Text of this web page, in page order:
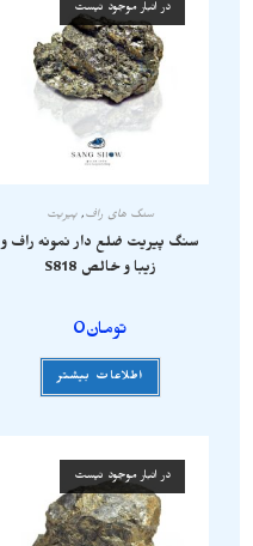
در انبار موجود نیست
سنگ های راف, پیریت
سنگ پیریت ضلع دار نمونه راف و
زیبا و خالص S818
تومان0
اطلاعات بیشتر
در انبار موجود نیست